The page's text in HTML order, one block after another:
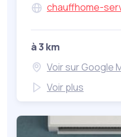
chauffhome-
à 3 km
Voir sur Google
Voir plus